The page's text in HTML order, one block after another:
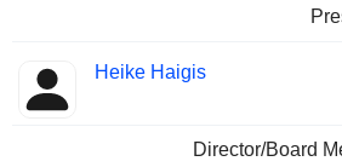
Heike Haigis
Director/Board